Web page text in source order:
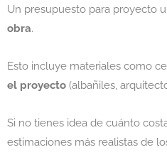
Un presupuesto para proyecto
obra.
Esto incluye materiales como
el proyecto (albañiles,
Si no tienes idea de cuánto
estimaciones más realistas de